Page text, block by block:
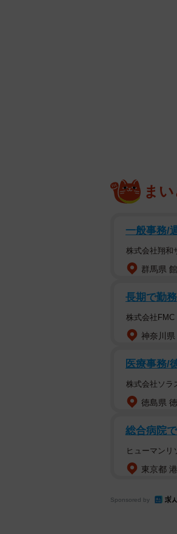
たいか」につ
た。また、「
調査は2023年
ま
一般事務/
株式会社翔和
群馬県
長期で勤
株式会社FMC
神奈川県
医療事務/
株式会社ソラ
徳島県
総合病院
ヒューマンリ
東京都
Sponsored by